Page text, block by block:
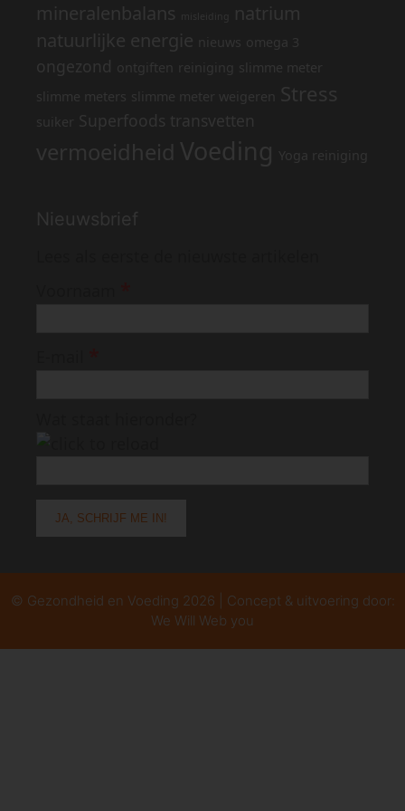
mineralenbalans misleiding
natrium
natuurlijke energie
nieuws omega 3
ongezond ontgiften reiniging
slimme meter
slimme meters slimme meter weigeren Stress
suiker Superfoods transvetten
vermoeidheid Voeding Yoga reiniging
Nieuwsbrief
© Gezondheid en Voeding 2026 | Concept & uitvoering door:
We Will Web you